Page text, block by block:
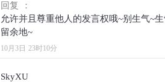
回复 ：
允许并且尊重他人的发言权哦~别生气~
10月3日 23时10分
SkyXU